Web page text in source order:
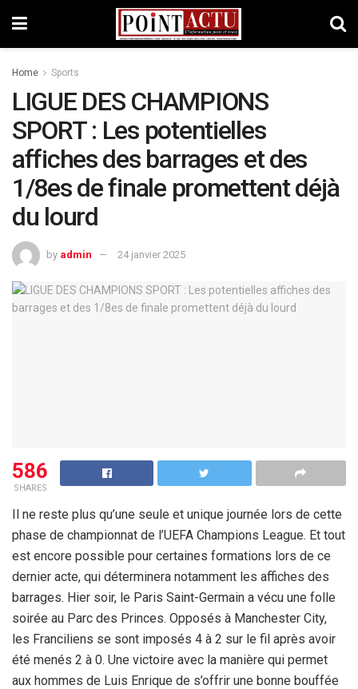
Home Sports
LIGUE DES CHAMPIONS
SPORT : Les potentielles
affiches des barrages et des
1/8es de finale promettent déjà
du lourd
by admin 24 janvier 2025
586
SHARES
Il ne reste plus qu’une seule et unique journée lors de cette
phase de championnat de l’UEFA Champions League. Et tout
est encore possible pour certaines formations lors de ce
dernier acte, qui déterminera notamment les affiches des
barrages. Hier soir, le Paris Saint-Germain a vécu une folle
soirée au Parc des Princes. Opposés à Manchester City,
les Franciliens se sont imposés 4 à 2 sur le fil après avoir
été menés 2 à 0. Une victoire avec la manière qui permet
aux hommes de Luis Enrique de s’offrir une bonne bouffée